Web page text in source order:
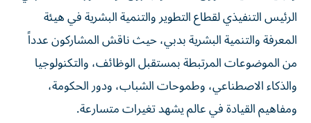
الرئيس التنفيذي لقطاع التطوير والتنمية البشرية في هيئة
المعرفة والتنمية البشرية بدبي، حيث ناقش المشاركون عدداً
من الموضوعات المرتبطة بمستقبل الوظائف، والتكنولوجيا
والذكاء الاصطناعي، وطموحات الشباب، ودور الحكومة،
ومفاهيم القيادة في عالم يشهد تغيرات متسارعة.